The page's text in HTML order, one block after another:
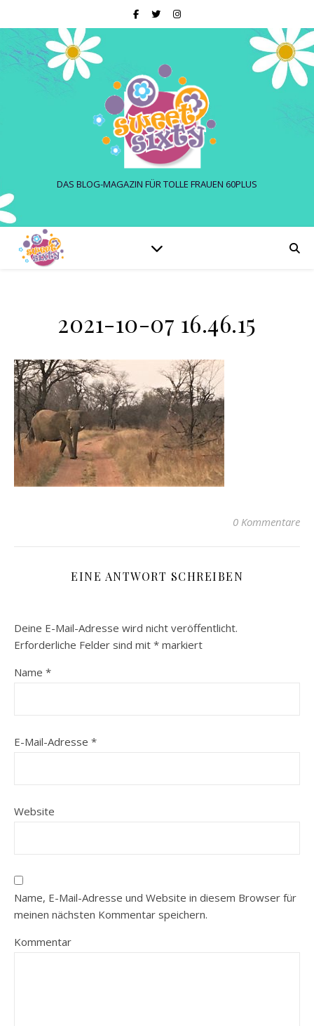
DAS BLOG-MAGAZIN FÜR TOLLE FRAUEN 60PLUS
2021-10-07 16.46.15
0 Kommentare
EINE ANTWORT SCHREIBEN
Deine E-Mail-Adresse wird nicht veröffentlicht.
Erforderliche Felder sind mit * markiert
Name *
E-Mail-Adresse *
Website
Name, E-Mail-Adresse und Website in diesem Browser für
meinen nächsten Kommentar speichern.
Kommentar